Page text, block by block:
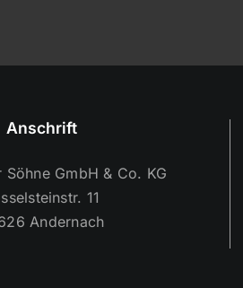
Anschrift
GmbH & Co. KG
11
Andernach